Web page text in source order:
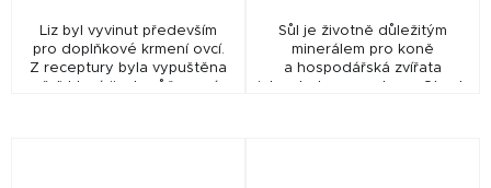
Liz byl vyvinut především
pro doplňkové krmení ovcí.
Z receptury byla vypuštěna
měď, která jinak může ovcím
Sůl je životně důležitým
minerálem pro koně
a hospodářská zvířata
jako skot, ovce a kozy. Obsah